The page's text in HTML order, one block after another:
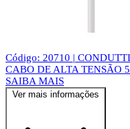
Código: 20710 | CONDUTTI
CABO DE ALTA TENSÃO
SAIBA MAIS
Ver mais informações